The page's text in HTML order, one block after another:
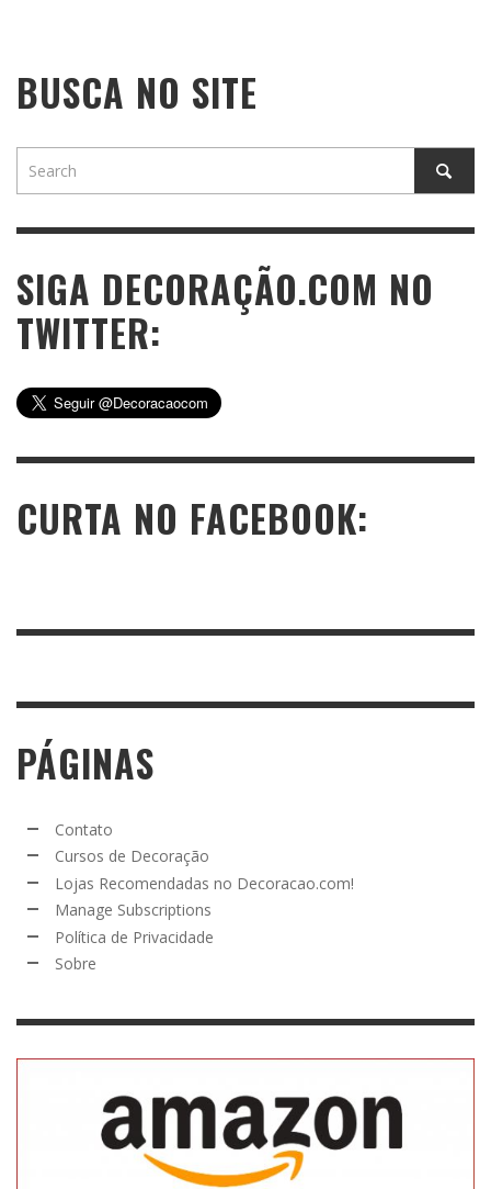
BUSCA NO SITE
SIGA DECORAÇÃO.COM NO
TWITTER:
CURTA NO FACEBOOK:
PÁGINAS
Contato
Cursos de Decoração
Lojas Recomendadas no Decoracao.com!
Manage Subscriptions
Política de Privacidade
Sobre